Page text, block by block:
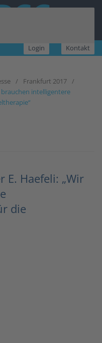
Login Kontakt
Frankfurt 2017
brauchen intelligentere
E. Haefeli: „Wir
die